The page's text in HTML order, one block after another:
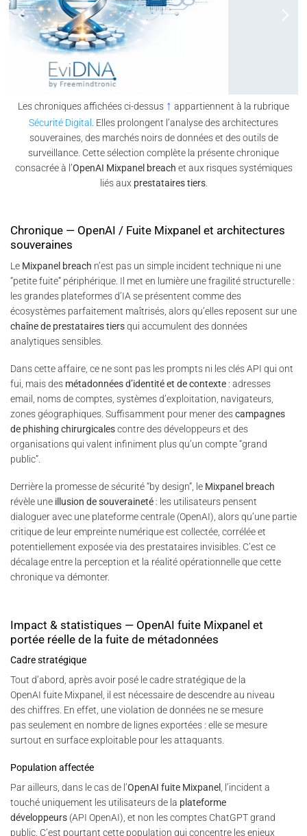
Les chroniques affichées ci-dessus ↑ appartiennent à la rubrique
Sécurité Digital
. Elles prolongent l’analyse des architectures
souveraines, des marchés noirs de données et des outils de
surveillance. Cette sélection complète la présente chronique
consacrée à l’OpenAI Mixpanel breach et aux risques systémiques
liés aux prestataires tiers.
Chronique — OpenAI / Fuite Mixpanel et architectures
souveraines
Le Mixpanel breach n’est pas un simple incident technique ni une
“petite fuite” périphérique. Il met en lumière une fragilité structurelle :
les grandes plateformes d’IA se présentent comme des
écosystèmes parfaitement maîtrisés, alors qu’elles reposent sur une
chaîne de prestataires tiersqui accumulent des données
analytiques sensibles.
Dans cette affaire, ce ne sont pas les prompts ni les clés API qui ont
fui, mais des métadonnées d’identité et de contexte : adresses
email, noms de comptes, systèmes d’exploitation, navigateurs,
zones géographiques. Suffisamment pour mener descampagnes
de phishing chirurgicalescontre des développeurs et des
organisations qui valent infiniment plus qu’un compte “grand
public”.
Derrière la promesse de sécurité “by design”, le Mixpanel breach
révèle une illusion de souveraineté : les utilisateurs pensent
dialoguer avec une plateforme centrale (OpenAI), alors qu’une partie
critique de leur empreinte numérique est collectée, corrélée et
potentiellement exposée via des prestataires invisibles. C’est ce
décalage entre la perception et la réalité opérationnelle que cette
chronique va démonter.
Impact & statistiques — OpenAI fuite Mixpanel et
portée réelle de la fuite de métadonnées
Cadre stratégique
Tout d’abord, après avoir posé le cadre stratégique de la
OpenAI fuite Mixpanel, il est nécessaire de descendre au niveau
des chiffres. En effet, une violation de données ne se mesure
pas seulement en nombre de lignes exportées : elle se mesure
surtout en surface exploitable pour les attaquants.
Population affectée
Par ailleurs, dans le cas de l’OpenAI fuite Mixpanel , l’incident a
touché uniquement les utilisateurs de la plateforme
développeurs (API OpenAI), et non les comptes ChatGPT grand
public. C’est pourtant cette population qui concentre les enjeux